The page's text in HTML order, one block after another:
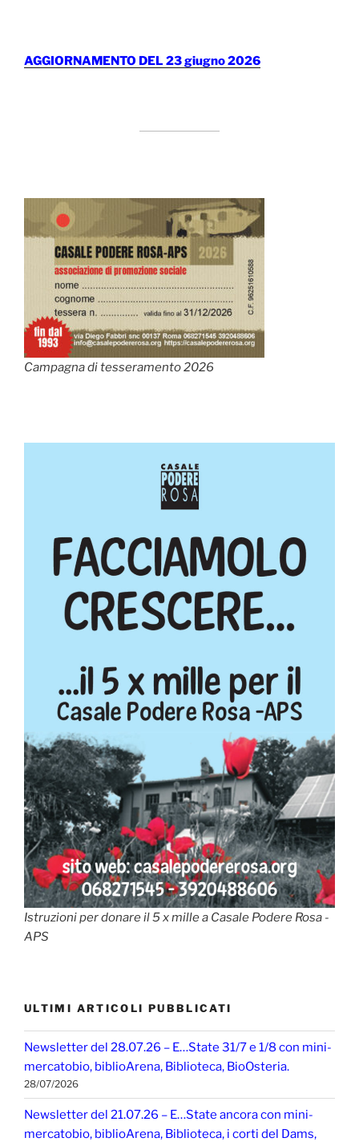
AGGIORNAMENTO DEL 23 giugno 2026
Campagna di tesseramento 2026
Istruzioni per donare il 5 x mille a Casale Podere Rosa -
APS
ULTIMI ARTICOLI PUBBLICATI
Newsletter del 28.07.26 – E…State 31/7 e 1/8 con mini-
mercatobio, biblioArena, Biblioteca, BioOsteria.
28/07/2026
Newsletter del 21.07.26 – E…State ancora con mini-
mercatobio, biblioArena, Biblioteca, i corti del Dams,